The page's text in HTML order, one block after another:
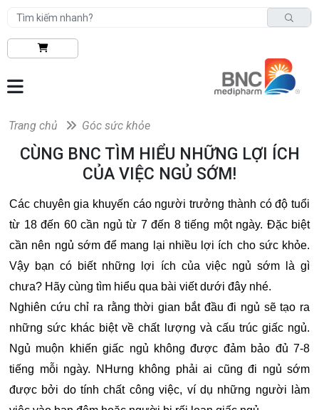
Trang chủ Góc sức khỏe
CÙNG BNC TÌM HIỂU NHỮNG LỢI ÍCH
CỦA VIỆC NGỦ SỚM!
Các chuyên gia khuyến cáo người trưởng thành có độ tuổi
từ 18 đến 60 cần ngủ từ 7 đến 8 tiếng một ngày. Đặc biệt
cần nên ngủ sớm để mang lại nhiều lợi ích cho sức khỏe.
Vậy bạn có biết những lợi ích của việc ngủ sớm là gì
chưa? Hãy cùng tìm hiểu qua bài viết dưới đây nhé.
Nghiên cứu chỉ ra rằng thời gian bắt đầu đi ngủ sẽ tạo ra
những sức khác biệt về chất lượng và cấu trúc giấc ngủ.
Ngủ muộn khiến giấc ngủ không được đảm bảo đủ 7-8
tiếng mỗi ngày. NHưng không phải ai cũng đi ngủ sớm
được bởi do tính chất công việc, ví dụ những người làm